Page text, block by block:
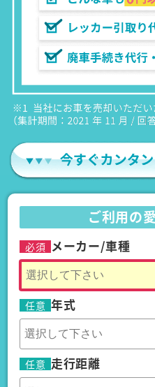
ご利用の
必須 メーカー/車種
任意 年式
任意 走行距離